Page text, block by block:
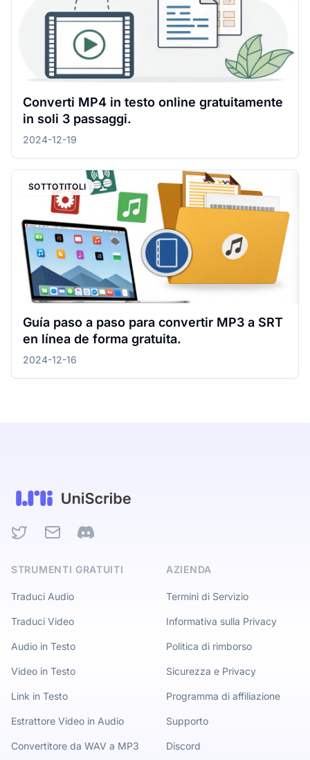
Converti MP4 in testo online gratuitamente
in soli 3 passaggi.
2024-12-19
SOTTOTITOLI
Guía paso a paso para convertir MP3 a SRT
en línea de forma gratuita.
2024-12-16
TwitterEmail Discord
STRUMENTI GRATUITI
Traduci Audio
Traduci Video
Audio in Testo
Video in Testo
Link in Testo
Estrattore Video in Audio
Convertitore da WAV a MP3
AZIENDA
Termini di Servizio
Informativa sulla Privacy
Politica di rimborso
Sicurezza e Privacy
Programma di affiliazione
Supporto
Discord